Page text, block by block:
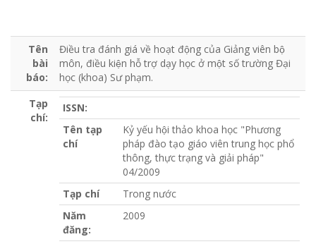
Tên
bài
báo:
Điều tra đánh giá về hoạt động của Giảng viên bộ
môn, điều kiện hỗ trợ dạy học ở một số trường Đại
học (khoa) Sư phạm.
Tạp
chí:
ISSN:
Tên tạp
chí
Kỷ yếu hội thảo khoa học "Phương
pháp đào tạo giáo viên trung học phổ
thông, thực trạng và giải pháp"
04/2009
Tạp chí
Trong nước
Năm
đăng:
2009